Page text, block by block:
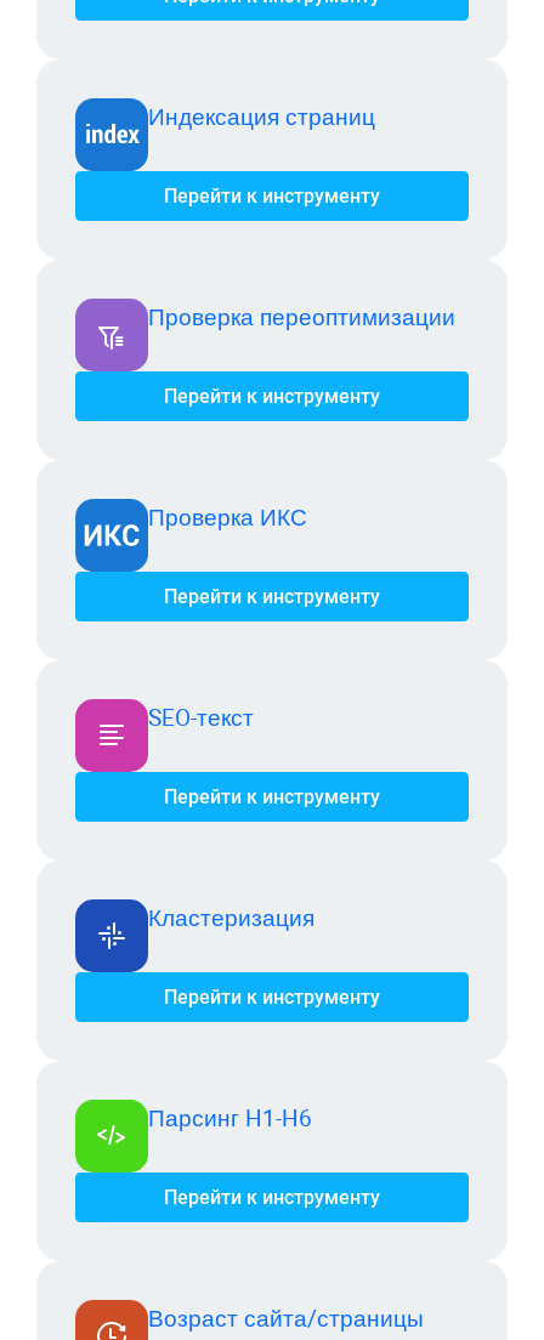
Индексация страниц
Перейти к инструменту
Проверка переоптимизации
Перейти к инструменту
Проверка ИКС
Перейти к инструменту
SEO-текст
Перейти к инструменту
Кластеризация
Перейти к инструменту
Парсинг H1-H6
Перейти к инструменту
Возраст сайта/страницы